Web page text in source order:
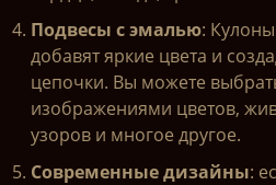
Подвесы с эмалью:
добавят яркие цвета и
цепочки. Вы можете
изображениями цветов,
узоров и многое другое.
Современные дизайны: